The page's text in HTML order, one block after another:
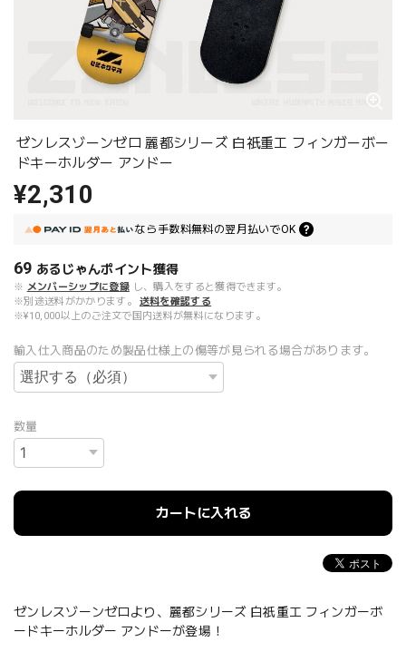
ゼンレスゾーンゼロ 麗都シリーズ 白祇重工 フィンガーボー
ドキーホルダー アンドー
¥2,310
なら 手数料無料の翌月払いでOK
69 あるじゃんポイント獲得
※ メンバーシップに登録 し、購入をすると獲得できます。
※別途送料がかかります。
送料を確認する
※¥10,000以上のご注文で国内送料が無料になります。
輸入仕入商品のため製品仕様上の傷等が見られる場合があります。
数量
カートに入れる
ゼンレスゾーンゼロより、麗都シリーズ 白祇重工 フィンガーボ
ードキーホルダー アンドーが登場！